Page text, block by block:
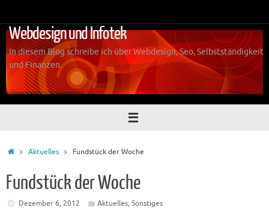
springen
Webdesign und Infotek
In diesem Blog schreibe ich über Webdesign, Seo, Selbstständigkeit
und Finanzen.
StartAktuelles Fundstück der Woche
Fundstück der Woche
Dezember 6, 2012 Aktuelles,Sonstiges